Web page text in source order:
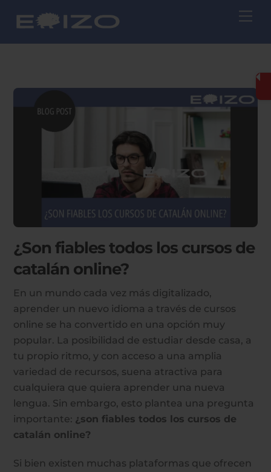
¿Son fiables todos los cursos de
catalán online?
En un mundo cada vez más digitalizado,
aprender un nuevo idioma a través de cursos
online se ha convertido en una opción muy
popular. La posibilidad de estudiar desde casa, a
tu propio ritmo, y con acceso a una amplia
variedad de recursos, suena atractiva para
cualquiera que quiera aprender una nueva
lengua. Sin embargo, esto plantea una pregunta
importante: ¿son fiables todos los cursos de
catalán online?
Si bien existen muchas plataformas que ofrecen